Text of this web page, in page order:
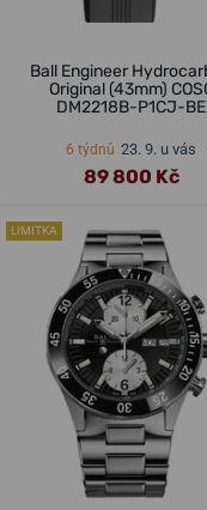
Ball Engineer
Original (43mm)
DM2218B-P1CJ-BE
6 týdnů 23. 9. u vás
89 800 Kč
LIMITKA